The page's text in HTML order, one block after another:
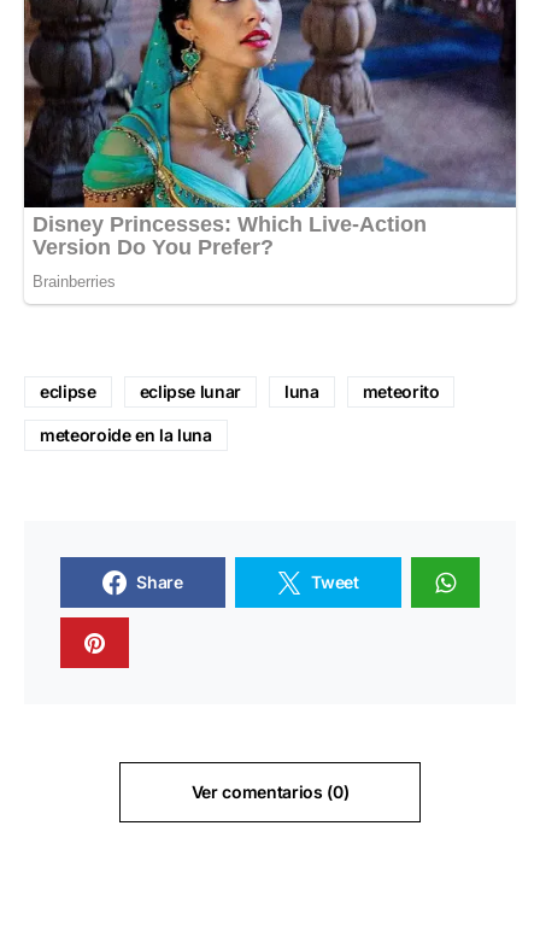
eclipse eclipse lunar luna meteorito
meteoroide en la luna
Share Tweet
Ver comentarios (0)